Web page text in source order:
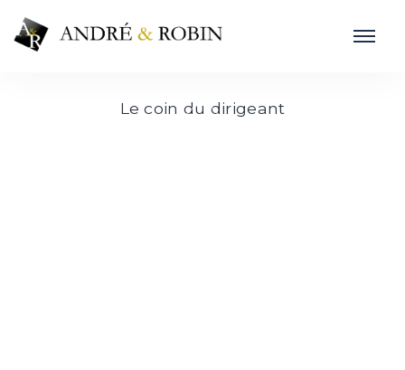
Le coin du dirigeant